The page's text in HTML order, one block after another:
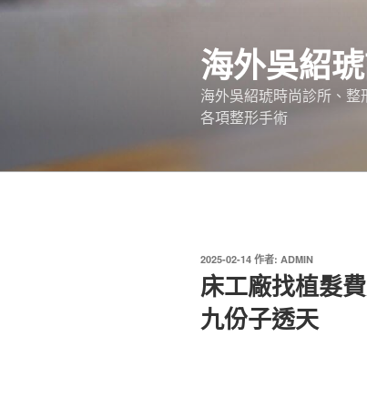
跳
海外吳紹
海外吳紹琥時尚診所、
各項整形手術
發
於
2025-02-14 作者: ADMIN
床工廠找植髮
九份子透天